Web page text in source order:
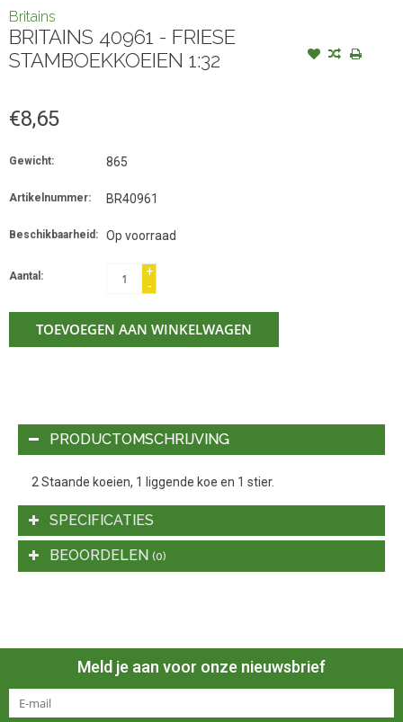
Britains
BRITAINS 40961 - FRIESE
STAMBOEKKOEIEN 1:32
€8,65
Gewicht: 865
Artikelnummer: BR40961
Beschikbaarheid: Op voorraad
Aantal:
+
-
TOEVOEGEN AAN WINKELWAGEN
PRODUCTOMSCHRIJVING
2 Staande koeien, 1 liggende koe en 1 stier.
SPECIFICATIES
BEOORDELEN (0)
Meld je aan voor onze nieuwsbrief